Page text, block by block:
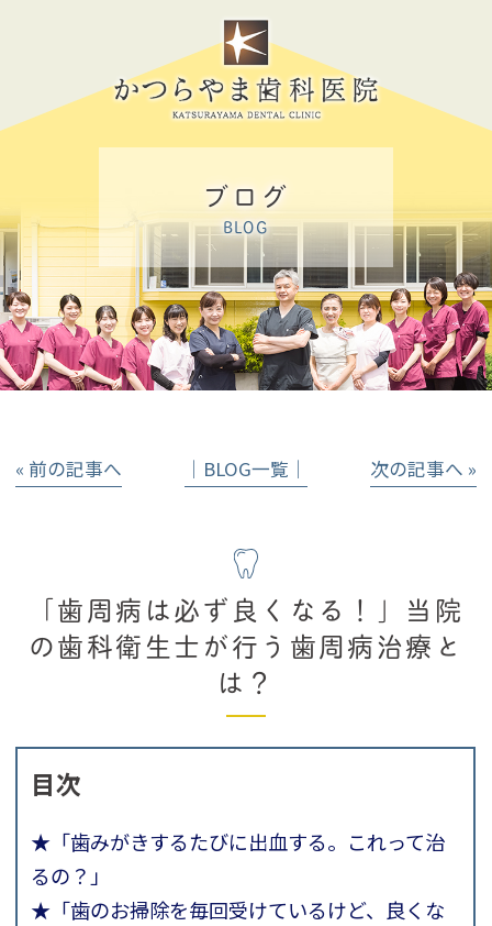
ブログ
BLOG
« 前の記事へ │BLOG一覧│ 次の記事へ »
「歯周病は必ず良くなる！」当院
の歯科衛生士が行う歯周病治療と
は？
目次
★「歯みがきするたびに出血する。これって治
るの？」
★「歯のお掃除を毎回受けているけど、良くな